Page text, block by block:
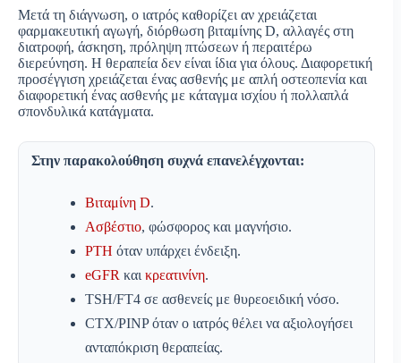
Μετά τη διάγνωση, ο ιατρός καθορίζει αν χρειάζεται
φαρμακευτική αγωγή, διόρθωση βιταμίνης D, αλλαγές στη
διατροφή, άσκηση, πρόληψη πτώσεων ή περαιτέρω
διερεύνηση. Η θεραπεία δεν είναι ίδια για όλους. Διαφορετική
προσέγγιση χρειάζεται ένας ασθενής με απλή οστεοπενία και
διαφορετική ένας ασθενής με κάταγμα ισχίου ή πολλαπλά
σπονδυλικά κατάγματα.
Στην παρακολούθηση συχνά επανελέγχονται:
Βιταμίνη D.
Ασβέστιο, φώσφορος και μαγνήσιο.
PTH όταν υπάρχει ένδειξη.
eGFR και κρεατινίνη.
TSH/FT4 σε ασθενείς με θυρεοειδική νόσο.
CTX/PINP όταν ο ιατρός θέλει να αξιολογήσει
ανταπόκριση θεραπείας.